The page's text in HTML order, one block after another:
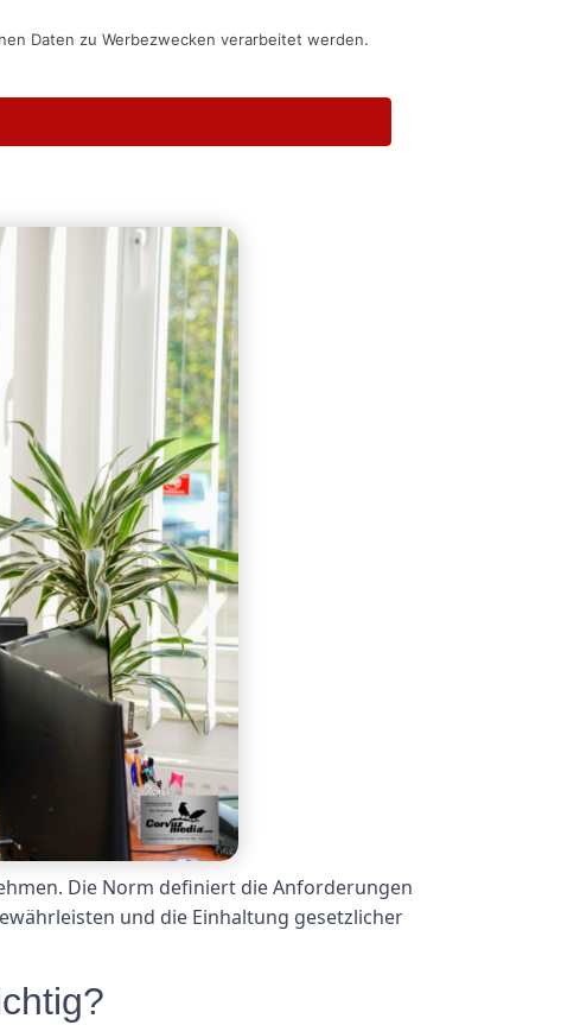
Daten zu Werbezwecken verarbeitet werden.
Die Norm definiert die Anforderungen
und die Einhaltung gesetzlicher